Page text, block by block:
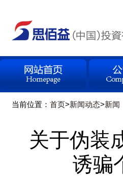
当前位置： 首页>新闻动态>新闻
关于伪装
诱骗